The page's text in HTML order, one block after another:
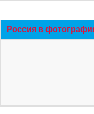
Россия в